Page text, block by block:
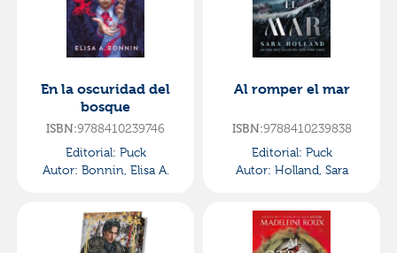
En la oscuridad del
bosque
ISBN:9788410239746
Editorial: Puck
Autor: Bonnin, Elisa A.
Al romper el mar
ISBN:9788410239838
Editorial: Puck
Autor: Holland, Sara